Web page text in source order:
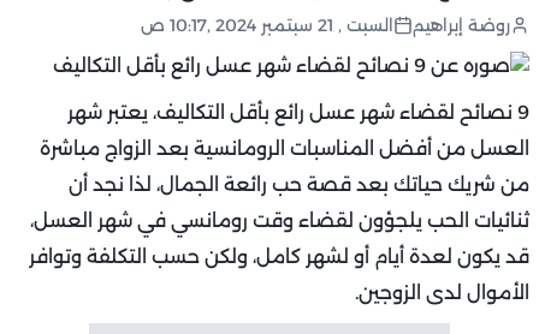
روضة إبراهيم السبت , 21 سبتمبر 2024 ,10:17 ص
9 نصائح لقضاء شهر عسل رائع بأقل التكاليف، يعتبر شهر
العسل من أفضل المناسبات الرومانسية بعد الزواج مباشرة
من شريك حياتك بعد قصة حب رائعة الجمال، لذا نجد أن
ثنائيات الحب يلجؤون لقضاء وقت رومانسي في شهر العسل،
قد يكون لعدة أيام أو لشهر كامل، ولكن حسب التكلفة وتوافر
الأموال لدى الزوجين.